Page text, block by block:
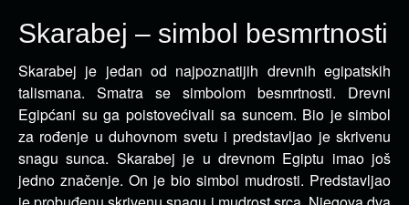
Skarabej – simbol besmrtnosti
Skarabej je jedan od najpoznatijih drevnih egipatskih
talismana. Smatra se simbolom besmrtnosti. Drevni
Egipćani su ga poistovećivali sa suncem. Bio je simbol
za rođenje u duhovnom svetu i predstavljao je skrivenu
snagu sunca. Skarabej je u drevnom Egiptu imao još
jedno značenje. On je bio simbol mudrosti. Predstavljao